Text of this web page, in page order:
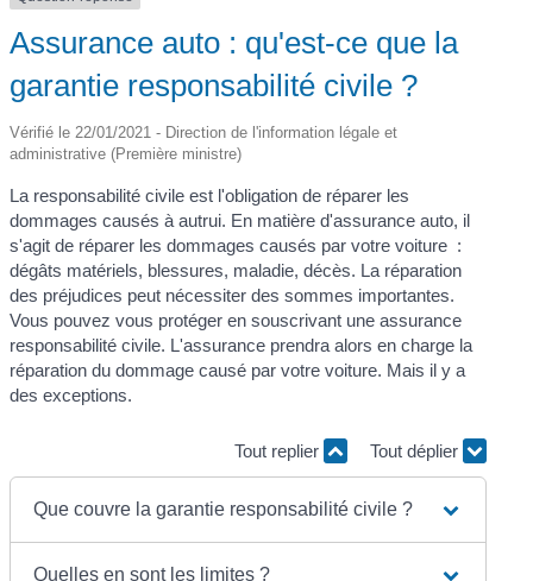
Assurance auto : qu'est-ce que la
garantie responsabilité civile ?
Vérifié le 22/01/2021 - Direction de l'information légale et
administrative (Première ministre)
La responsabilité civile est l'obligation de réparer les
dommages causés à autrui. En matière d'assurance auto, il
s'agit de réparer les dommages causés par votre voiture :
dégâts matériels, blessures, maladie, décès. La réparation
des préjudices peut nécessiter des sommes importantes.
Vous pouvez vous protéger en souscrivant une assurance
responsabilité civile. L'assurance prendra alors en charge la
réparation du dommage causé par votre voiture. Mais il y a
des exceptions.
Tout replier Tout déplier
Que couvre la garantie responsabilité civile ?
Quelles en sont les limites ?